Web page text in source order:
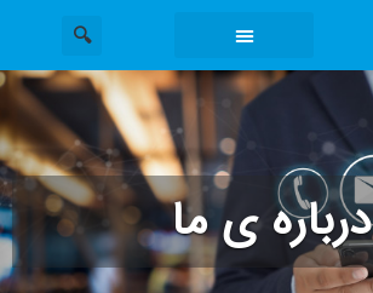
درباره ی ما